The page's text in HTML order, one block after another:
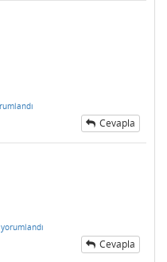
Cevapla
yorumlandı
Cevapla